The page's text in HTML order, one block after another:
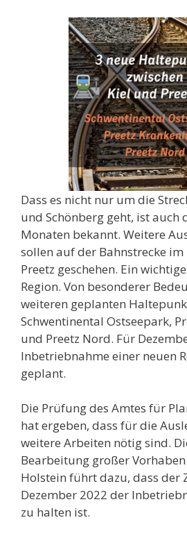
Dass es nicht nur um die
und Schönberg geht, ist auch
Monaten bekannt. Weitere
sollen auf der Bahnstrecke im
Preetz geschehen. Ein
Region. Von besonderer
weiteren geplanten
Schwentinental Ostseepark,
und Preetz Nord. Für
Inbetriebnahme einer neuen
geplant.
Die Prüfung des Amtes für
hat ergeben, dass für die
weitere Arbeiten nötig sind.
Bearbeitung großer
Holstein führt dazu, dass der
Dezember 2022 der
zu halten ist.